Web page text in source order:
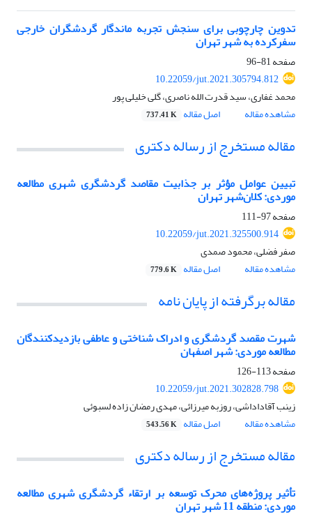
تدوین چارچوبی برای سنجش تجربه ماندگار گردشگران خارجی
سفرکرده به شهر تهران
صفحه81-96
10.22059/jut.2021.305794.812
محمد غفاری، سید قدرت الله ناصری، گلی خلیلی پور
مشاهده مقاله
اصل مقاله 737.41 K
مقاله مستخرج از رساله دکتری
تبیین عوامل مؤثر بر جذابیت مقاصد گردشگری شهری مطالعه
موردی: کلان‌شهر تهران
صفحه97-111
10.22059/jut.2021.325500.914
صفر فضلی، محمود صمدی
مشاهده مقاله
اصل مقاله 779.6 K
مقاله برگرفته از پایان نامه
شهرت مقصد گردشگری و ادراک شناختی و عاطفی بازدیدکنندگان
مطالعه موردی: شهر اصفهان
صفحه113-126
10.22059/jut.2021.302828.798
زینب آقاداداشی، روزبه میرزائی، مهدی رمضان زاده لسبوئی
مشاهده مقاله
اصل مقاله 543.56 K
مقاله مستخرج از رساله دکتری
تأثیر پروژه‌های محرک توسعه بر ارتقاء گردشگری شهری مطالعه
موردی: منطقه 11 شهر تهران